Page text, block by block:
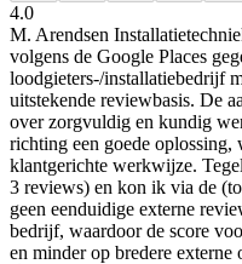
4.0
M. Arendsen
volgens de Google Places
loodgieters-/installatiebedrijf
uitstekende reviewbasis. De
over zorgvuldig en kundig
richting een goede oplossing,
klantgerichte werkwijze.
3 reviews) en kon ik via de
geen eenduidige externe
bedrijf, waardoor de score
en minder op bredere externe